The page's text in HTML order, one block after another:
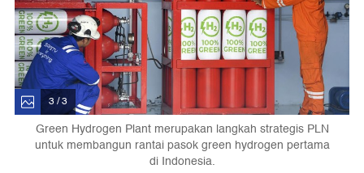
3 / 3
Green Hydrogen Plant merupakan langkah strategis PLN
untuk membangun rantai pasok green hydrogen pertama
di Indonesia.